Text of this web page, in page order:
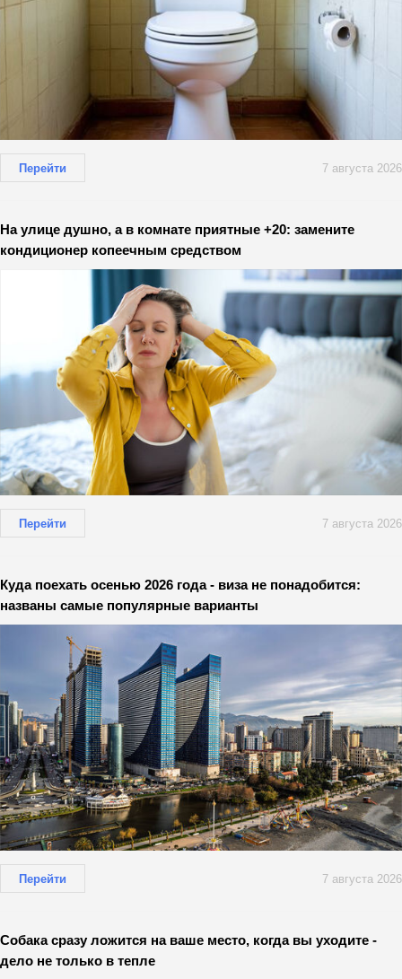
Перейти 7 августа 2026
На улице душно, а в комнате приятные +20: замените
кондиционер копеечным средством
Перейти 7 августа 2026
Куда поехать осенью 2026 года - виза не понадобится:
названы самые популярные варианты
Перейти 7 августа 2026
Собака сразу ложится на ваше место, когда вы уходите -
дело не только в тепле